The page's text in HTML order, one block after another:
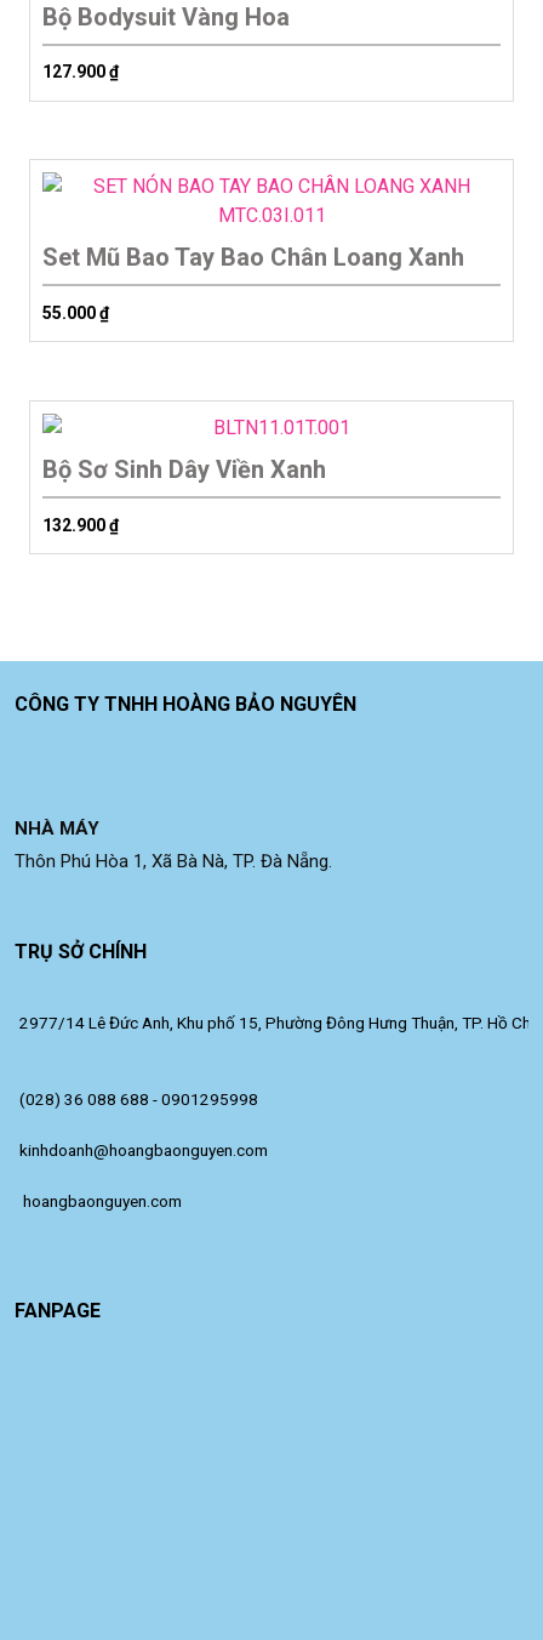
Bộ Bodysuit Vàng Hoa
127.900₫
Set Mũ Bao Tay Bao Chân Loang Xanh
55.000₫
Bộ Sơ Sinh Dây Viền Xanh
132.900₫
CÔNG TY TNHH HOÀNG BẢO NGUYÊN
NHÀ MÁY
Thôn Phú Hòa 1, Xã Bà Nà, TP. Đà Nẵng.
TRỤ SỞ CHÍNH
2977/14 Lê Đức Anh, Khu phố 15, Phường Đông Hưng Thuận, TP. Hồ Chí
(028) 36 088 688 - 0901295998
kinhdoanh@hoangbaonguyen.com
hoangbaonguyen.com
FANPAGE